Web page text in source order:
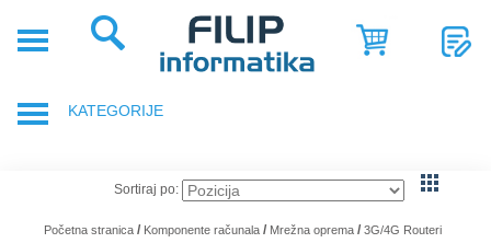
POSLOVNA
KATEGORIJE
DODACI ZA PRIJENOSNA RAČUNALA
Sortiraj po:
Početna stranica / Komponente računala / Mrežna oprema / 3G/4G Routeri